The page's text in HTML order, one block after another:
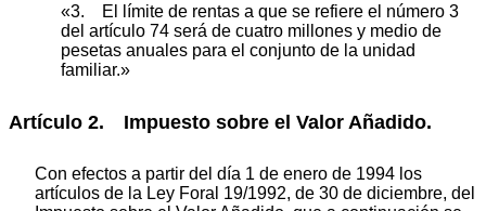
«3. El límite de rentas a que se refiere el número 3
del artículo 74 será de cuatro millones y medio de
pesetas anuales para el conjunto de la unidad
familiar.»
Artículo 2. Impuesto sobre el Valor Añadido.
Con efectos a partir del día 1 de enero de 1994 los
artículos de la Ley Foral 19/1992, de 30 de diciembre, del